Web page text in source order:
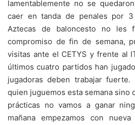
lamentablemente no se
caer en tanda de penales por
Aztecas de baloncesto no les
compromiso de fin de semana,
visitas ante el CETYS y frente al
últimos cuatro partidos han
jugadoras deben trabajar
quien juguemos esta semana sino
prácticas no vamos a ganar
mañana empezamos con